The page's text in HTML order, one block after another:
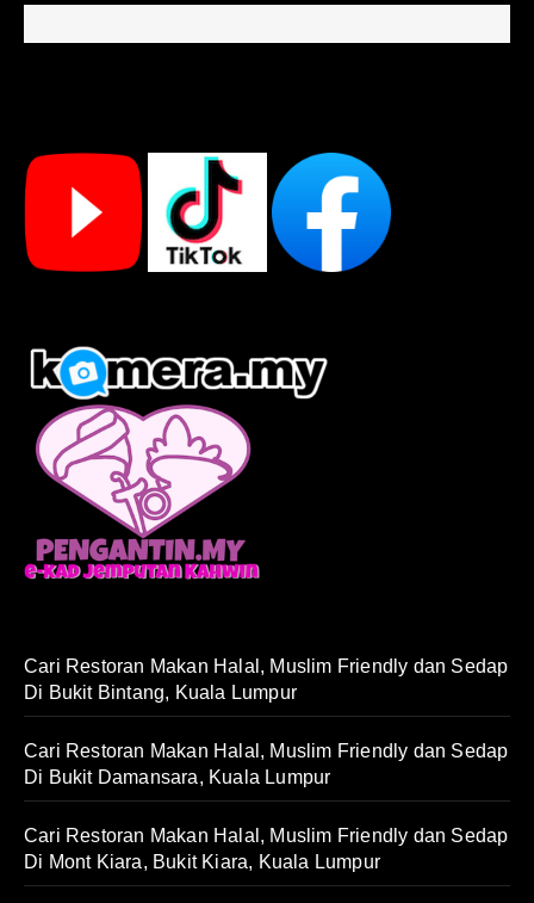
Cari Restoran Makan Halal, Muslim Friendly dan Sedap
Di Bukit Bintang, Kuala Lumpur
Cari Restoran Makan Halal, Muslim Friendly dan Sedap
Di Bukit Damansara, Kuala Lumpur
Cari Restoran Makan Halal, Muslim Friendly dan Sedap
Di Mont Kiara, Bukit Kiara, Kuala Lumpur